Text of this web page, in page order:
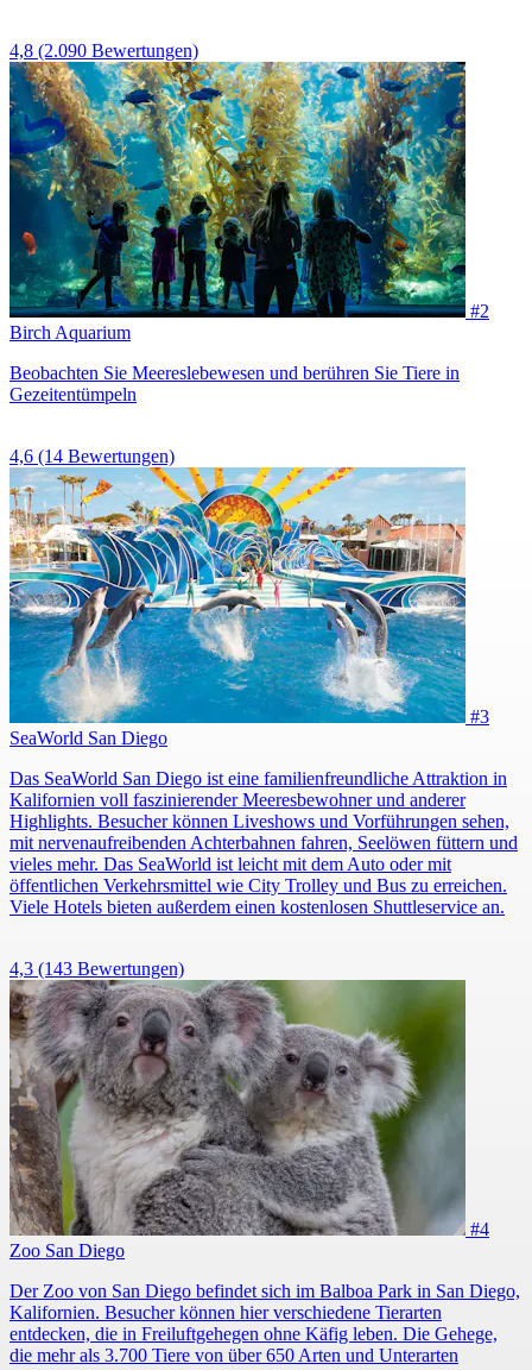
4,8 (2.090 Bewertungen)
#2
Birch Aquarium
Beobachten Sie Meereslebewesen und berühren Sie Tiere in
Gezeitentümpeln
4,6 (14 Bewertungen)
#3
SeaWorld San Diego
Das SeaWorld San Diego ist eine familienfreundliche Attraktion in
Kalifornien voll faszinierender Meeresbewohner und anderer
Highlights. Besucher können Liveshows und Vorführungen sehen,
mit nervenaufreibenden Achterbahnen fahren, Seelöwen füttern und
vieles mehr. Das SeaWorld ist leicht mit dem Auto oder mit
öffentlichen Verkehrsmittel wie City Trolley und Bus zu erreichen.
Viele Hotels bieten außerdem einen kostenlosen Shuttleservice an.
4,3 (143 Bewertungen)
#4
Zoo San Diego
Der Zoo von San Diego befindet sich im Balboa Park in San Diego,
Kalifornien. Besucher können hier verschiedene Tierarten
entdecken, die in Freiluftgehegen ohne Käfig leben. Die Gehege,
die mehr als 3.700 Tiere von über 650 Arten und Unterarten